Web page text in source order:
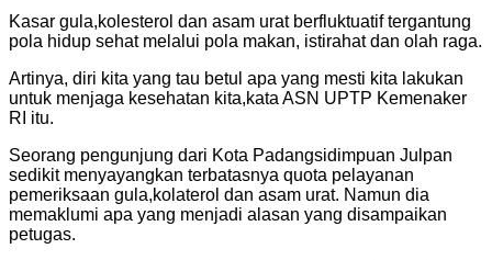
Kasar gula,kolesterol dan asam urat berfluktuatif tergantung
pola hidup sehat melalui pola makan, istirahat dan olah raga.
Artinya, diri kita yang tau betul apa yang mesti kita lakukan
untuk menjaga kesehatan kita,kata ASN UPTP Kemenaker
RI itu.
Seorang pengunjung dari Kota Padangsidimpuan Julpan
sedikit menyayangkan terbatasnya quota pelayanan
pemeriksaan gula,kolaterol dan asam urat. Namun dia
memaklumi apa yang menjadi alasan yang disampaikan
petugas.